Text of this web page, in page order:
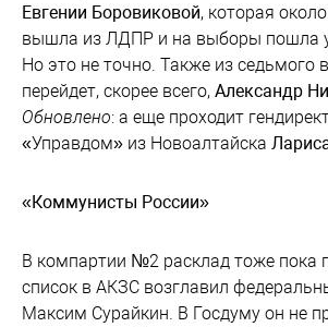
Евгении Боровиковой, которая
вышла из ЛДПР и на выборы пошла
Но это не точно. Также из седьмого
перейдет, скорее всего, Александр
Обновлено: а еще проходит
«Управдом» из Новоалтайска
«Коммунисты России»
В компартии №2 расклад тоже пока
список в АКЗС возглавил
Максим Сурайкин. В Госдуму он не